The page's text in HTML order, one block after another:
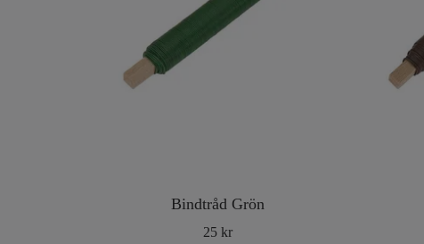
Bindtråd Grön
25 kr